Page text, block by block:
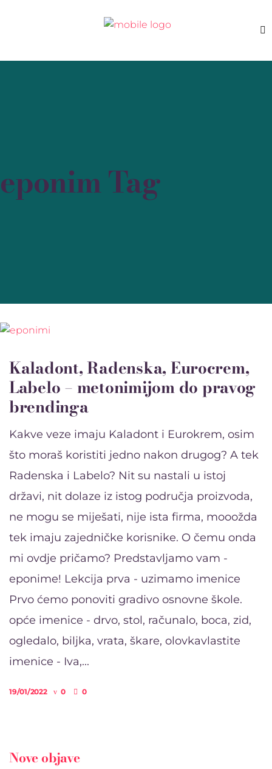
eponim Tag
Kaladont, Radenska, Eurocrem,
Labelo – metonimijom do pravog
brendinga
Kakve veze imaju Kaladont i Eurokrem, osim
što moraš koristiti jedno nakon drugog? A tek
Radenska i Labelo? Nit su nastali u istoj
državi, nit dolaze iz istog područja proizvoda,
ne mogu se miješati, nije ista firma, mooožda
tek imaju zajedničke korisnike. O čemu onda
mi ovdje pričamo? Predstavljamo vam -
eponime! Lekcija prva - uzimamo imenice
Prvo ćemo ponoviti gradivo osnovne škole.
opće imenice - drvo, stol, računalo, boca, zid,
ogledalo, biljka, vrata, škare, olovkavlastite
imenice - Iva,...
19/01/2022 0 0
Nove objave